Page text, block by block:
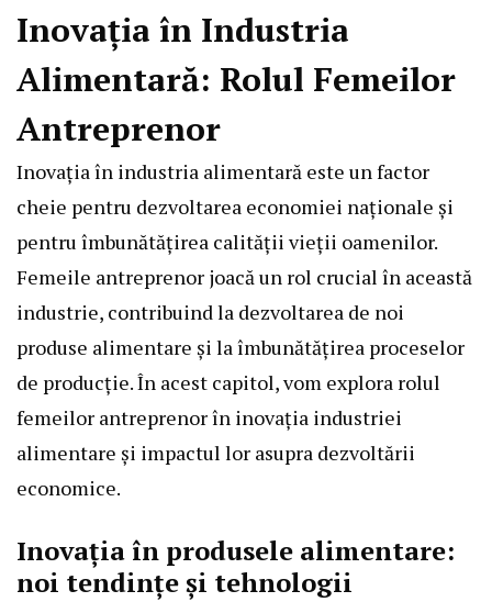
Inovația în Industria
Alimentară: Rolul Femeilor
Antreprenor
Inovația în industria alimentară este un factor
cheie pentru dezvoltarea economiei naționale și
pentru îmbunătățirea calității vieții oamenilor.
Femeile antreprenor joacă un rol crucial în această
industrie, contribuind la dezvoltarea de noi
produse alimentare și la îmbunătățirea proceselor
de producție. În acest capitol, vom explora rolul
femeilor antreprenor în inovația industriei
alimentare și impactul lor asupra dezvoltării
economice.
Inovația în produsele alimentare:
noi tendințe și tehnologii